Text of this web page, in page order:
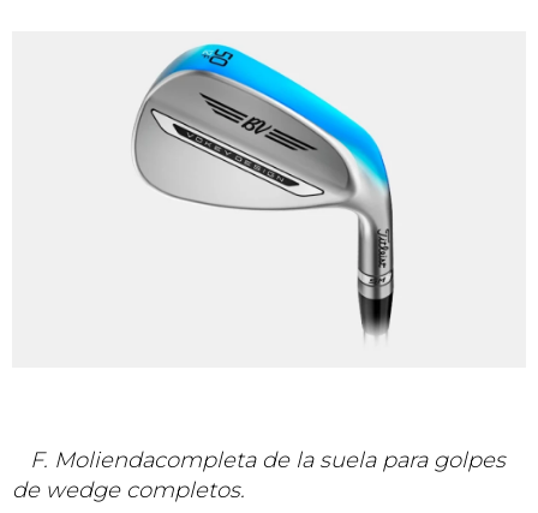
F. Moliendacompleta de la suela para golpes
de wedge completos.